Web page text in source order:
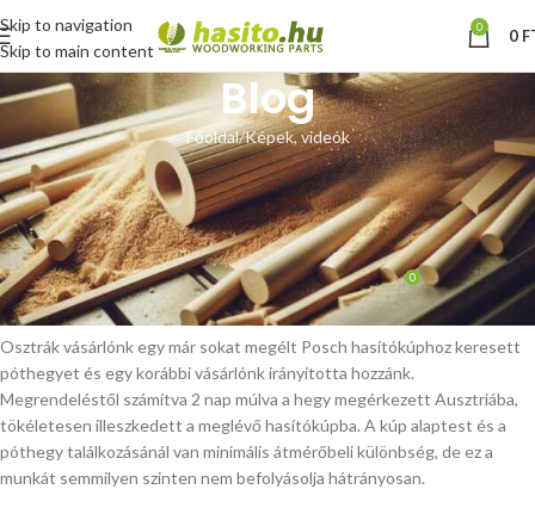
Skip to navigation
Skip to main content
0 0
Blog
Főoldal Képek, videók
KÉPEK, VIDEÓK
Posch hasítókúp póthegy –
vásárlói fotók
Hoffmann Zsolt Be február 17, 2025 0
Osztrák vásárlónk egy már sokat megélt Posch hasítókúphoz keresett
póthegyet és egy korábbi vásárlónk irányította hozzánk.
Megrendeléstől számítva 2 nap múlva a hegy megérkezett Ausztriába,
tökéletesen illeszkedett a meglévő hasítókúpba. A kúp alaptest és a
póthegy találkozásánál van minimális átmérőbeli különbség, de ez a
munkát semmilyen szinten nem befolyásolja hátrányosan.